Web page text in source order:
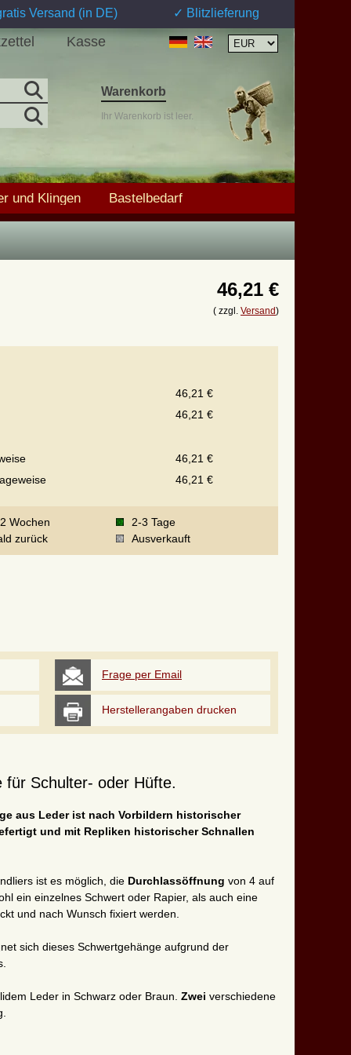
Versand (in DE) ✓ Blitzlieferung
Kasse
und Klingen Bastelbedarf
Warenkorb
Ihr Warenkorb ist leer.
46,21 €
( zzgl. Versand)
46,21 €
46,21 €
46,21 €
46,21 €
Wochen
2-3 Tage
zurück Ausverkauft
Frage per Email
Herstellerangaben drucken
für Schulter- oder Hüfte.
aus Leder ist nach Vorbildern historischer
und mit Repliken historischer Schnallen
ist es möglich, die Durchlassöffnung von 4 auf
ein einzelnes Schwert oder Rapier, als auch eine
und nach Wunsch fixiert werden.
sich dieses Schwertgehänge aufgrund der
Leder in Schwarz oder Braun. Zwei verschiedene